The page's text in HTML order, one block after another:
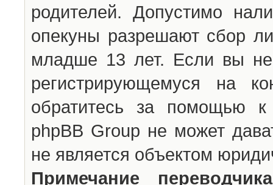
родителей. Допустимо
опекуны разрешают сбор
младше 13 лет. Если вы
регистрирующемуся на
обратитесь за помощью к
phpBB Group не может
не является объектом
Примечание